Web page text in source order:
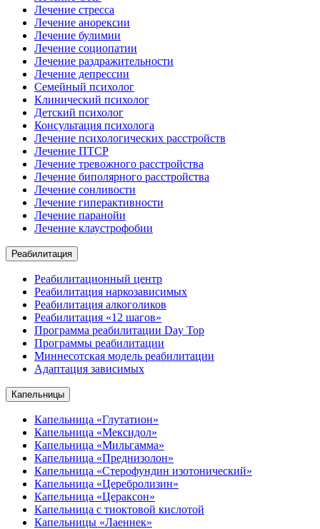
Лечение стресса
Лечение анорексии
Лечение булимии
Лечение социопатии
Лечение раздражительности
Лечение депрессии
Семейный психолог
Клинический психолог
Детский психолог
Консультация психолога
Лечение психологических расстройств
Лечение ПТСР
Лечение тревожного расстройства
Лечение биполярного расстройства
Лечение сонливости
Лечение гиперактивности
Лечение паранойи
Лечение клаустрофобии
Реабилитация
Реабилитационный центр
Реабилитация наркозависимых
Реабилитация алкоголиков
Реабилитация «12 шагов»
Программа реабилитации Day Top
Программы реабилитации
Миннесотская модель реабилитации
Адаптация зависимых
Капельницы
Капельница «Глутатион»
Капельница «Мексидол»
Капельница «Мильгамма»
Капельница «Преднизолон»
Капельница «Стерофундин изотонический»
Капельница «Церебролизин»
Капельница «Цераксон»
Капельница с тиоктовой кислотой
Капельницы «Лаеннек»